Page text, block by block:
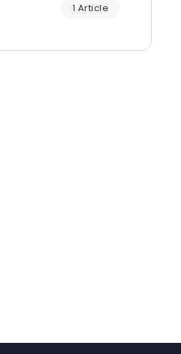
1 Article